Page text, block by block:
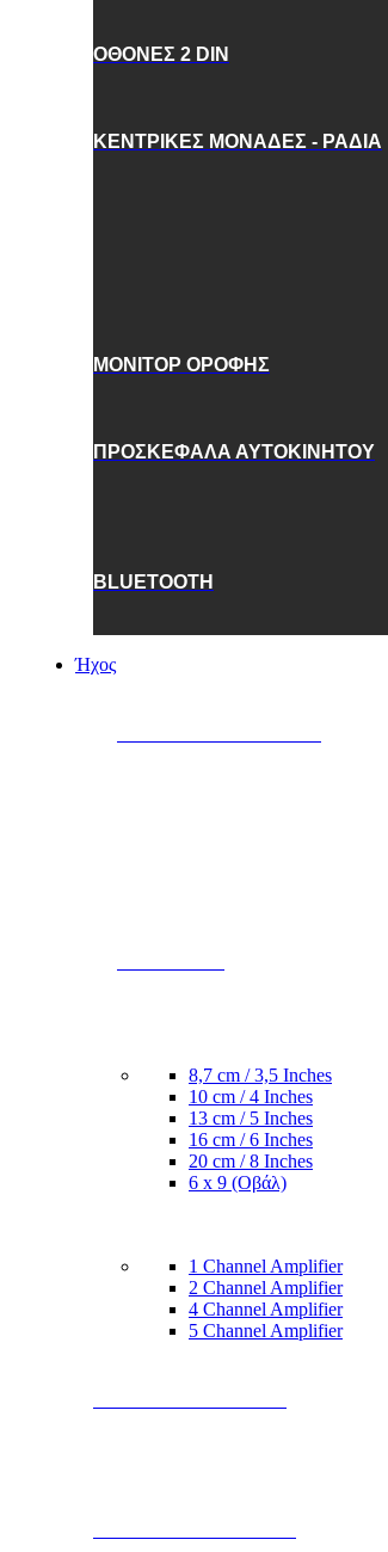
ΟΘΟΝΕΣ 2 DIN
ΚΕΝΤΡΙΚΕΣ ΜΟΝΑΔΕΣ - ΡΑΔΙΑ
ΜΟΝΙΤΟΡ ΟΡΟΦΗΣ
ΠΡΟΣΚΕΦΑΛΑ ΑΥΤΟΚΙΝΗΤΟΥ
BLUETOOTH
Ήχος
8,7 cm / 3,5 Inches
10 cm / 4 Inches
13 cm / 5 Inches
16 cm / 6 Inches
20 cm / 8 Inches
6 x 9 (Οβάλ)
1 Channel Amplifier
2 Channel Amplifier
4 Channel Amplifier
5 Channel Amplifier